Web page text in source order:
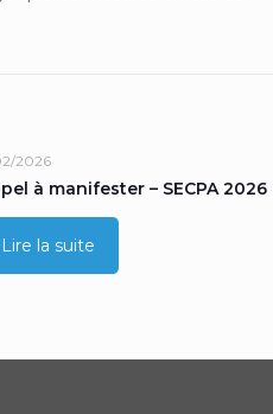
2026
à manifester – SECPA 2026
Lire la suite